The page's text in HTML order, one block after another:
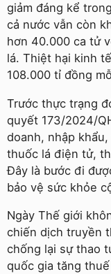
giảm đáng kể
cả nước vẫn còn
hơn 40.000 ca tử
lá. Thiệt hại kinh
108.000 tỉ đồng
Trước thực trạng
quyết 173/2024/
doanh, nhập
thuốc lá điện tử,
Đây là bước đi
bảo vệ sức khỏe
Ngày Thế giới
chiến dịch truyền
chống lại sự thao
quốc gia tăng